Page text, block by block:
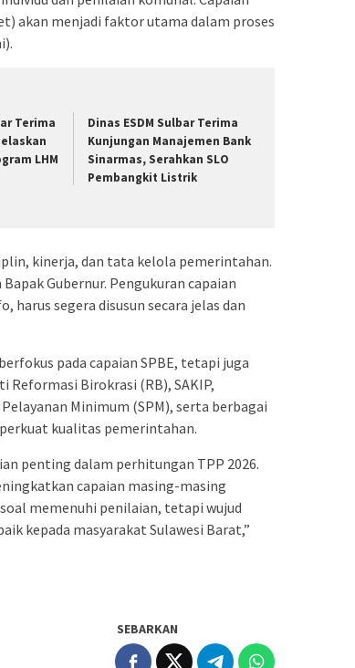
akan menjadi faktor utama dalam proses
Terima
LHM
Dinas ESDM Sulbar Terima
Kunjungan Manajemen Bank
Sinarmas, Serahkan SLO
Pembangkit Listrik
kinerja, dan tata kelola pemerintahan.
Gubernur. Pengukuran capaian
harus segera disusun secara jelas dan
pada capaian SPBE, tetapi juga
Birokrasi (RB), SAKIP,
Minimum (SPM), serta berbagai
kualitas pemerintahan.
penting dalam perhitungan TPP 2026.
capaian masing-masing
memenuhi penilaian, tetapi wujud
kepada masyarakat Sulawesi Barat,”
SEBARKAN